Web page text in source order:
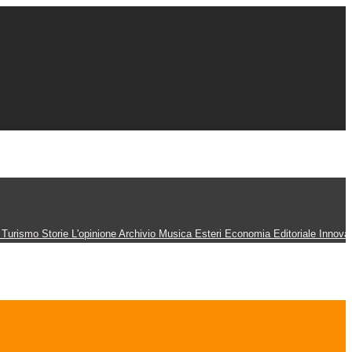
Turismo Storie L'opinione Archivio Musica Esteri Economia Editoriale